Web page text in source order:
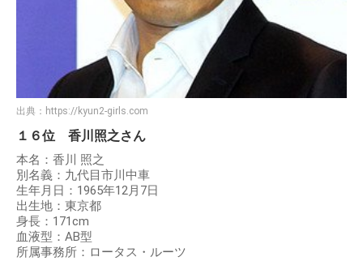
出典： https://kyun2-girls.com
１６位 香川照之さん
本名：香川 照之
別名義：九代目市川中車
生年月日：1965年12月7日
出生地：東京都
身長：171cm
血液型：AB型
所属事務所：ロータス・ルーツ